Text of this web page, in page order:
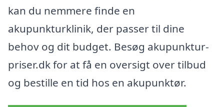
kan du nemmere finde en
akupunkturklinik, der passer til dine
behov og dit budget. Besøg akupunktur-
priser.dk for at få en oversigt over tilbud
og bestille en tid hos en akupunktør.